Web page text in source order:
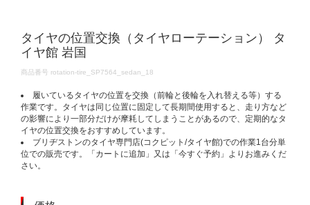
タイヤの位置交換（タイヤローテーション） タ
イヤ館 岩国
DETAILS
商品番号 rotation-tire_SP7564_sedan_18
履いているタイヤの位置を交換（前輪と後輪を入れ替える等）する
作業です。タイヤは同じ位置に固定して長期間使用すると、走り方など
の影響により一部分だけが摩耗してしまうことがあるので、定期的なタ
イヤの位置交換をおすすめしています。
ブリヂストンのタイヤ専門店(コクピット/タイヤ館)での作業1台分単
位での販売です。「カートに追加」又は「今すぐ予約」よりお進みくだ
さい。